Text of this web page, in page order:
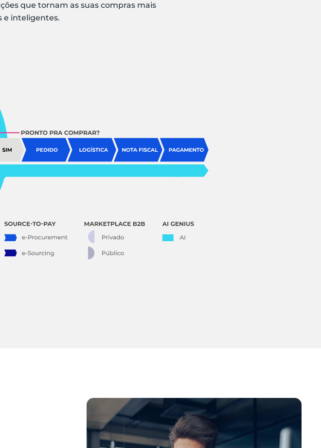
que tornam as suas compras mais
e inteligentes.